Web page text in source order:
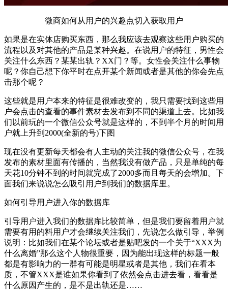
微商如何从用户的兴趣点切入获取用户
如果是在实体店购买东西，那么我应该去观察这些用户购买的
流程以及对其他的产品是某种兴趣。在说用户的特征，男性会
关注什么东西？某某出轨？XX门？等。女性会关注什么事物
呢？你自己想下你平时在点开某个新闻或者是其他的你会先点
击那个呢？
这些就是用户本来的特征是很难改变的，我只需要找到这些用
户会点击的查看的事件素材去发布到不同的渠道上去。比如我
们以前玩的一个微信公众号就是这样的，不到半个月的时间用
户就上升到2000(全新的号)下图
现在没有更新每天都会有人主动的关注我的微信公众号，在我
发布的素材里面有传播的，当然我没有做产品，只是单纯的每
天花10分钟不到的时间就完成了2000多而且每天的会增加。下
面我们来说说怎么吸引用户到我们的数据库里。
如何引导用户进入你的数据库
引导用户进入我们的数据库比较简单，但是我们要留着用户就
需要有用的料用户才会继续关注我们，先说怎么做引导，举例
说明：比如我们在某个论坛或者是贴吧发的一个关于“XXX为
什么离婚”那么这个人物很重要，因为能出现这样的标题一般
都是有影响力的一群有可能是明星或者是其他，我们在看本
质，不管XXX是谁如果你看到了依然会点击进去看，看看是
什么原因产生的，是不是出轨还是……